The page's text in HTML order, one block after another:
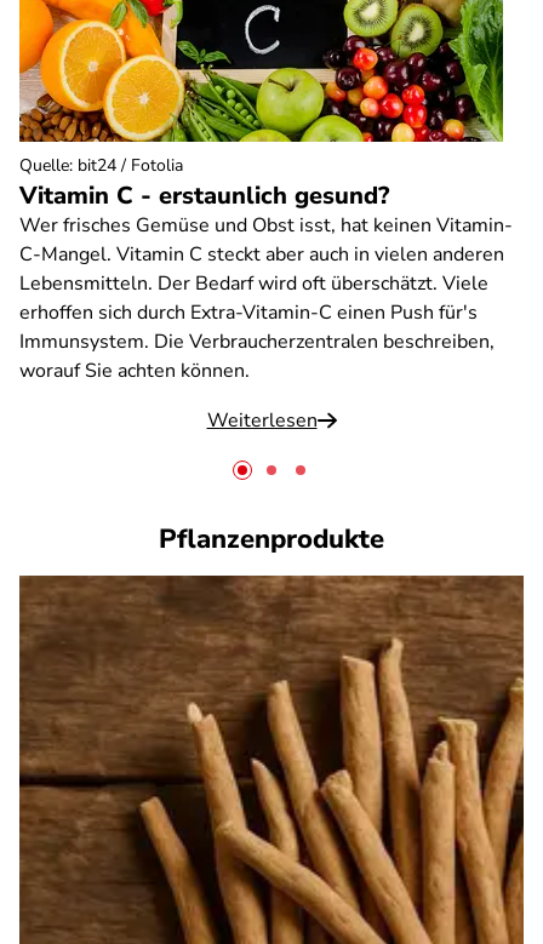
Vitamin C - erstaunlich gesund?
Wer frisches Gemüse und Obst isst, hat keinen Vitamin-
C-Mangel. Vitamin C steckt aber auch in vielen anderen
Lebensmitteln. Der Bedarf wird oft überschätzt. Viele
erhoffen sich durch Extra-Vitamin-C einen Push für's
Immunsystem. Die Verbraucherzentralen beschreiben,
worauf Sie achten können.
Weiterlesen
Quelle: bit24 / Fotolia
Pflanzenprodukte